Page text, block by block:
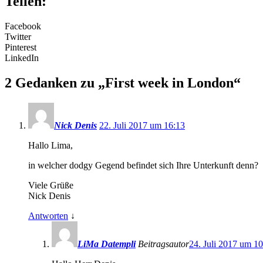
Facebook
Twitter
Pinterest
LinkedIn
2 Gedanken zu „First week in London“
Nick Denis 22. Juli 2017 um 16:13
Hallo Lima,
in welcher dodgy Gegend befindet sich Ihre Unterkunft denn?
Viele Grüße
Nick Denis
Antworten ↓
LiMa Datempli Beitragsautor24. Juli 2017 um